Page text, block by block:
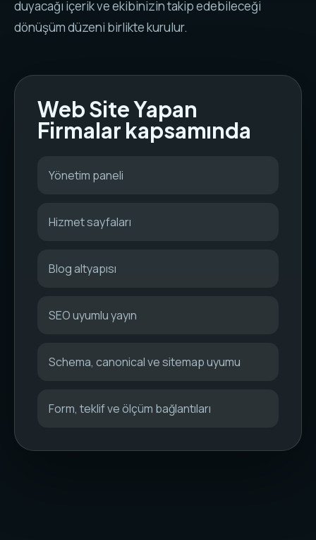
duyacağı içerik ve ekibinizin takip edebileceği
dönüşüm düzeni birlikte kurulur.
Web Site Yapan
Firmalar kapsamında
Yönetim paneli
Hizmet sayfaları
Blog altyapısı
SEO uyumlu yayın
Schema, canonical ve sitemap uyumu
Form, teklif ve ölçüm bağlantıları